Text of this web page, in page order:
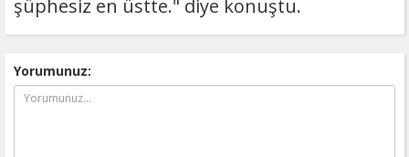
şüphesiz en üstte." diye konuştu.
Yorumunuz: